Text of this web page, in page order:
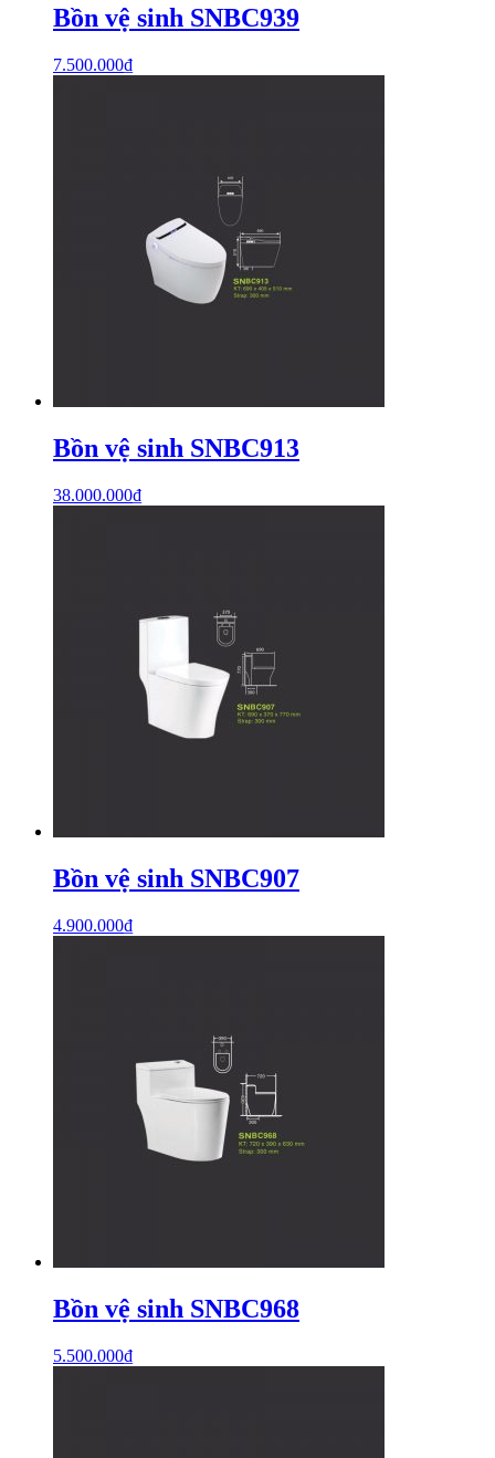
Bồn vệ sinh SNBC939
7.500.000₫
Bồn vệ sinh SNBC913
38.000.000₫
Bồn vệ sinh SNBC907
4.900.000₫
Bồn vệ sinh SNBC968
5.500.000₫